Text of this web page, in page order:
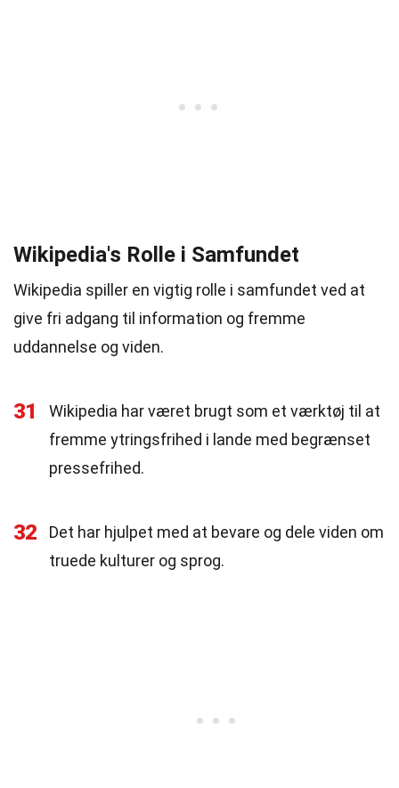
Wikipedia's Rolle i Samfundet
Wikipedia spiller en vigtig rolle i samfundet ved at
give fri adgang til information og fremme
uddannelse og viden.
31
Wikipedia har været brugt som et værktøj til at
fremme ytringsfrihed i lande med begrænset
pressefrihed.
32
Det har hjulpet med at bevare og dele viden om
truede kulturer og sprog.